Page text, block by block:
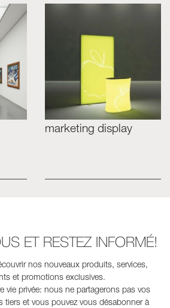
marketing display
ET RESTEZ INFORMÉ!
nos nouveaux produits, services,
et promotions exclusives.
vie privée: nous ne partagerons pas vos
tiers et vous pouvez vous désabonner à